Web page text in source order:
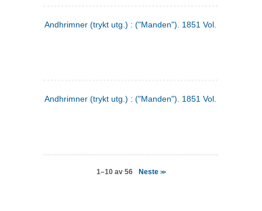
Andhrimner (trykt utg.) : ("Manden"). 1851 Vol. 2 Nr. 6
Andhrimner (trykt utg.) : ("Manden"). 1851 Vol. 1 Nr. 6
1–10 av 56 Neste>>